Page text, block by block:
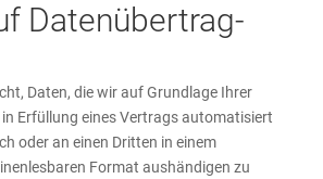
Daten­übertrag­
Daten, die wir auf Grundlage Ihrer
Erfüllung eines Vertrags automatisiert
oder an einen Dritten in einem
Format aushändigen zu